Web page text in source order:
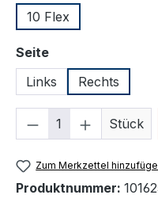
10 Flex
Seiteauswählen
Links
Rechts
Produkt Stück
Zum Merkzettel
Produktnummer: